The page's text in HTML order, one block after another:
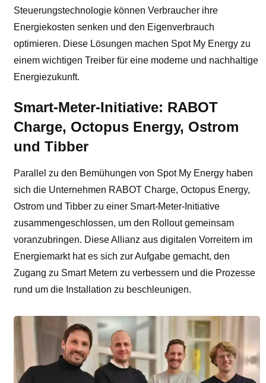
Steuerungstechnologie können Verbraucher ihre
Energiekosten senken und den Eigenverbrauch
optimieren. Diese Lösungen machen Spot My Energy zu
einem wichtigen Treiber für eine moderne und nachhaltige
Energiezukunft.
Smart-Meter-Initiative: RABOT
Charge, Octopus Energy, Ostrom
und Tibber
Parallel zu den Bemühungen von Spot My Energy haben
sich die Unternehmen RABOT Charge, Octopus Energy,
Ostrom und Tibber zu einer Smart-Meter-Initiative
zusammengeschlossen, um den Rollout gemeinsam
voranzubringen. Diese Allianz aus digitalen Vorreitern im
Energiemarkt hat es sich zur Aufgabe gemacht, den
Zugang zu Smart Metern zu verbessern und die Prozesse
rund um die Installation zu beschleunigen.